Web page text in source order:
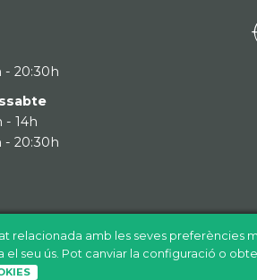
relacionada amb les seves preferències
el seu ús. Pot canviar la configuració o
- 20:30h
- 14h
- 20:30h